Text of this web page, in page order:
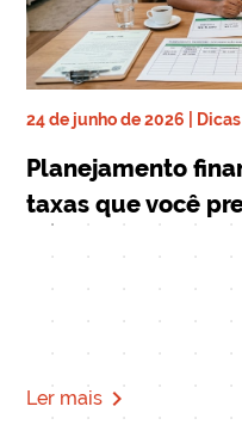
24 de junho de 2026 |
Planejamento
taxas que você
Ler mais navigate_next